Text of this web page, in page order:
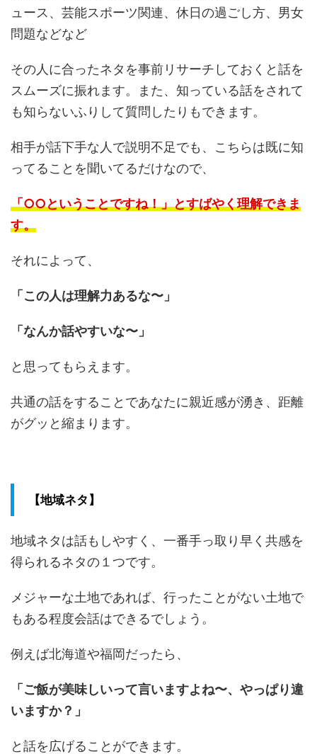
ュース、芸能スポーツ関連、休日の過ごし方、男女
問題などなど
その人に合ったネタを事前リサーチしておくと話を
スムーズに振れます。また、知っている話をされて
も知らないふりして質問したりもできます。
相手が話下手な人で説明不足でも、こちらは既に知
ってることを聞いてるだけなので、
「○○ということですね！」とすばやく理解できま
す。
それによって、
「この人は理解力あるな〜」
「なんか話やすいな〜」
と思ってもらえます。
共通の話をすることであなたに親近感が湧き、距離
がグッと縮まります。
【地域ネタ】
地域ネタは話もしやすく、一番手っ取り早く共感を
得られるネタの１つです。
メジャーな土地であれば、行ったことがない土地で
もある程度会話はできるでしょう。
例えば北海道や福岡だったら、
「ご飯が美味しいって言いますよね〜、やっぱり違
いますか？」
と話を広げることができます。